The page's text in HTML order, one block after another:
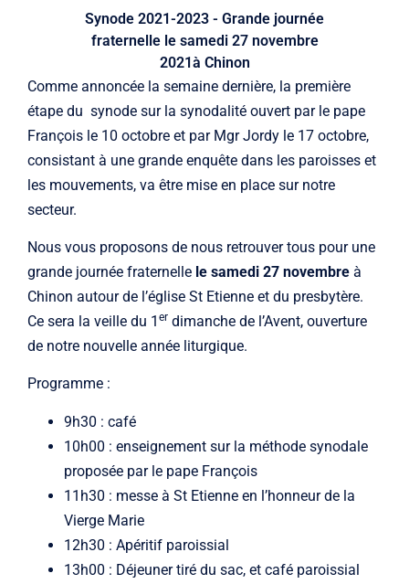
Synode 2021-2023 - Grande journée
fraternelle le samedi 27 novembre
2021à Chinon
Comme annoncée la semaine dernière, la première
étape du synode sur la synodalité ouvert par le pape
François le 10 octobre et par Mgr Jordy le 17 octobre,
consistant à une grande enquête dans les paroisses et
les mouvements, va être mise en place sur notre
secteur.
Nous vous proposons de nous retrouver tous pour une
grande journée fraternelle le samedi 27 novembre à
Chinon autour de l’église St Etienne et du presbytère.
Ce sera la veille du 1 er dimanche de l’Avent, ouverture
de notre nouvelle année liturgique.
Programme :
9h30 : café
10h00 : enseignement sur la méthode synodale
proposée par le pape François
11h30 : messe à St Etienne en l’honneur de la
Vierge Marie
12h30 : Apéritif paroissial
13h00 : Déjeuner tiré du sac, et café paroissial